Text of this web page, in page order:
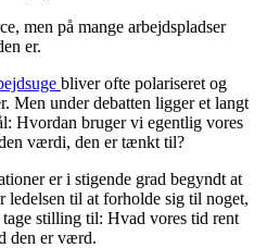
men på mange arbejdspladser
er.
bliver ofte polariseret og
Men under debatten ligger et langt
Hvordan bruger vi egentlig vores
værdi, den er tænkt til?
er i stigende grad begyndt at
ledelsen til at forholde sig til noget,
stilling til: Hvad vores tid rent
den er værd.